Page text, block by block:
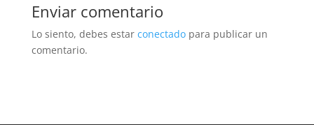
Enviar comentario
Lo siento, debes estar conectadopara publicar un
comentario.